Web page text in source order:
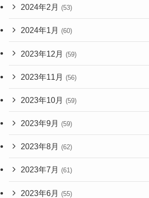
2024年2月 (53)
2024年1月 (60)
2023年12月 (59)
2023年11月 (56)
2023年10月 (59)
2023年9月 (59)
2023年8月 (62)
2023年7月 (61)
2023年6月 (55)